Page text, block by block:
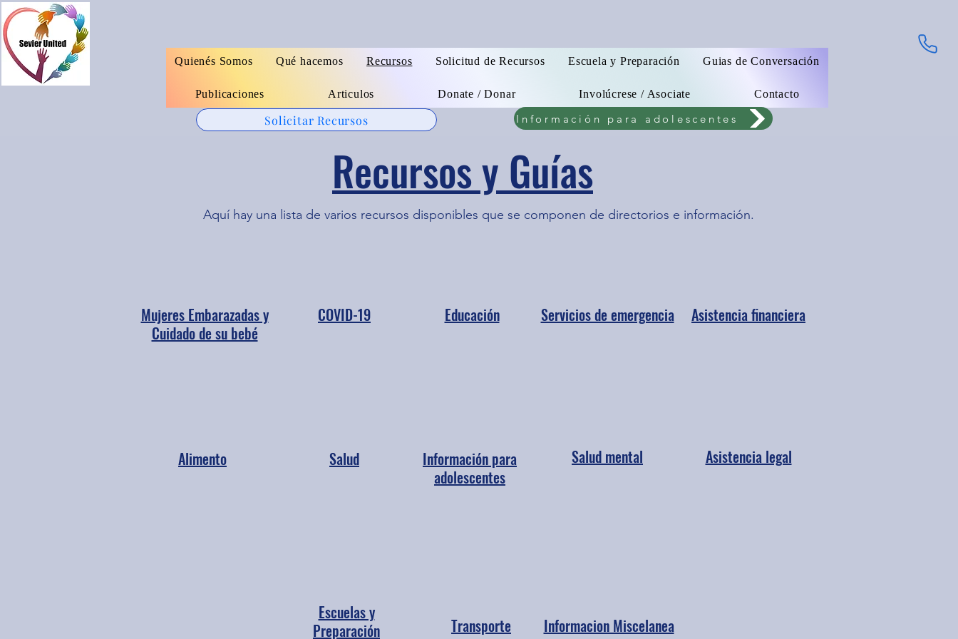
Quienés Somos Qué hacemos Recursos Solicitud de Recursos Escuela y Preparación Guias de Conversación
Publicaciones Articulos Donate / Donar Involúcrese / Asociate Contacto
Solicitar Recursos Información para adolescentes
Recursos y Guías
Aquí hay una lista de varios recursos disponibles que se componen de directorios e información.
Mujeres Embarazadas y
Cuidado de su bebé
COVID-19 Educación Servicios de emergencia Asistencia financiera
Alimento Salud
Información para
adolescentes
Salud mental Asistencia legal
Escuelas y
Preparación
Transporte Informacion Miscelanea